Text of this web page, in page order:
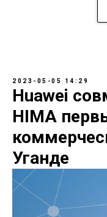
2023-05-05 14:29
Huawei
HIMA
Уганде